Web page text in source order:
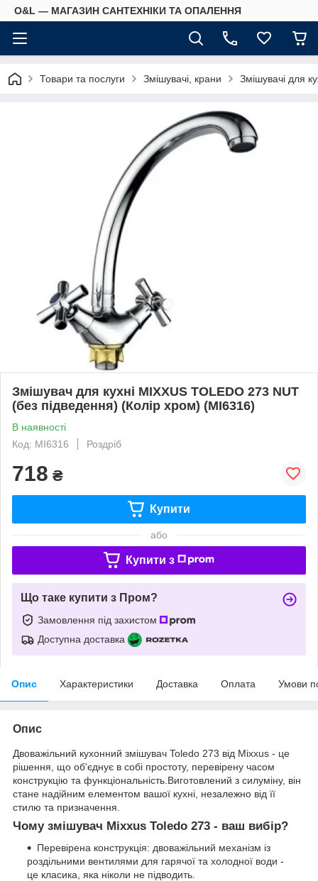
O&L — МАГАЗИН САНТЕХНІКИ ТА ОПАЛЕННЯ
Товари та послуги Змішувачі, крани Змішувачі для
Змішувач для кухні MIXXUS TOLEDO 273 NUT
(без підведення) (Колір хром) (MI6316)
В наявності
Код: MI6316
Роздріб
718 ₴
Купити
або
Купити з
Що таке купити з Пром?
Замовлення під захистом
Доступна доставка
Опис Характеристики Доставка Оплата Умови
Опис
Двоважільний кухонний змішувач Toledo 273 від Mixxus - це
рішення, що об'єднує в собі простоту, перевірену часом
конструкцію та функціональність.Виготовлений з силуміну, він
стане надійним елементом вашої кухні, незалежно від її
стилю та призначення.
Чому змішувач Mixxus Toledo 273 - ваш вибір?
Перевірена конструкція: двоважільний механізм із
роздільними вентилями для гарячої та холодної води -
це класика, яка ніколи не підводить.